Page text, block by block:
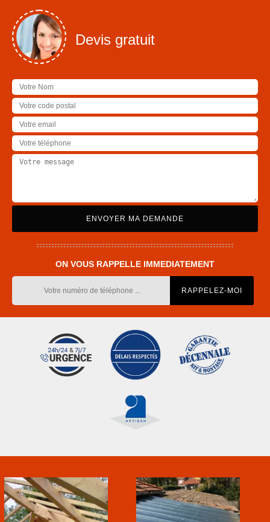
Devis gratuit
ON VOUS RAPPELLE IMMEDIATEMENT